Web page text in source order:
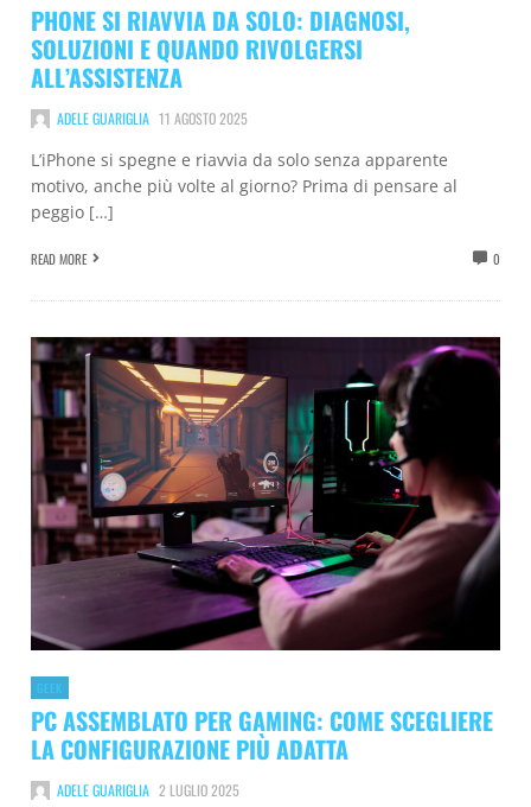
PHONE SI RIAVVIA DA SOLO: DIAGNOSI,
SOLUZIONI E QUANDO RIVOLGERSI
ALL’ASSISTENZA
ADELE GUARIGLIA 11 AGOSTO 2025
L’iPhone si spegne e riavvia da solo senza apparente
motivo, anche più volte al giorno? Prima di pensare al
peggio […]
READ MORE 0
GEEK
PC ASSEMBLATO PER GAMING: COME SCEGLIERE
LA CONFIGURAZIONE PIÙ ADATTA
ADELE GUARIGLIA 2 LUGLIO 2025